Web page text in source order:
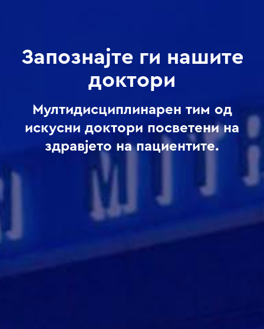
Запознајте ги нашите
доктори
Мултидисциплинарен тим од
искусни доктори посветени на
здравјето на пациентите.